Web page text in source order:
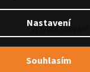
Nastavení
Souhlasím
Vytvořil Shoptet
NETRA. Všechna